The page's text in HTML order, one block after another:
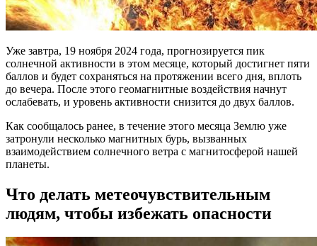
Уже завтра, 19 ноября 2024 года, прогнозируется пик
солнечной активности в этом месяце, который достигнет пяти
баллов и будет сохраняться на протяжении всего дня, вплоть
до вечера. После этого геомагнитные воздействия начнут
ослабевать, и уровень активности снизится до двух баллов.
Как сообщалось ранее, в течение этого месяца Землю уже
затронули несколько магнитных бурь, вызванных
взаимодействием солнечного ветра с магнитосферой нашей
планеты.
Что делать метеочувствительным
людям, чтобы избежать опасности